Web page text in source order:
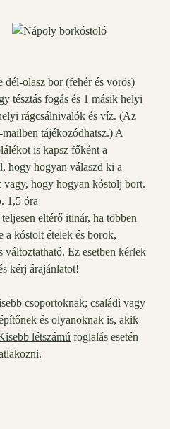
dél-olasz bor (fehér és vörös)
tésztás fogás és 1 másik helyi
rágcsálnivalók és víz. (Az
tájékozódhatsz.) A
is kapsz főként a
hogy hogyan válaszd ki a
vagy, hogy hogyan kóstolj bort.
1,5 óra
eltérő itinár, ha többen
a kóstolt ételek és borok,
változtatható. Ez esetben kérlek
kérj árajánlatot!
csoportoknak; családi vagy
és olyanoknak is, akik
létszámú foglalás esetén